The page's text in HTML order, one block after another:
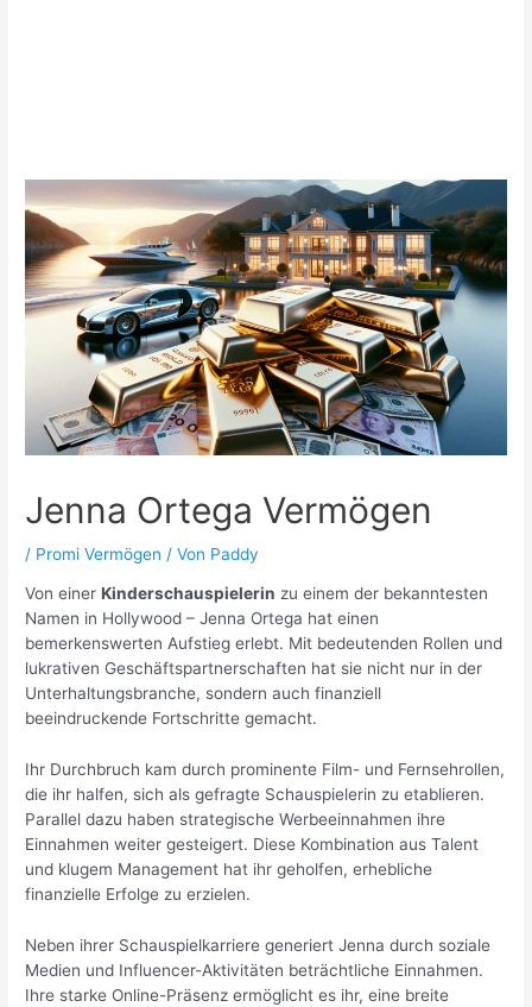
Jenna Ortega Vermögen
/ Promi Vermögen / Von Paddy
Von einerKinderschauspielerin zu einem der bekanntesten
Namen in Hollywood – Jenna Ortega hat einen
bemerkenswerten Aufstieg erlebt. Mit bedeutenden Rollen und
lukrativen Geschäftspartnerschaften hat sie nicht nur in der
Unterhaltungsbranche, sondern auch finanziell
beeindruckende Fortschritte gemacht.
Ihr Durchbruch kam durch prominente Film- und Fernsehrollen,
die ihr halfen, sich als gefragte Schauspielerin zu etablieren.
Parallel dazu haben strategische Werbeeinnahmen ihre
Einnahmen weiter gesteigert. Diese Kombination aus Talent
und klugem Management hat ihr geholfen, erhebliche
finanzielle Erfolge zu erzielen.
Neben ihrer Schauspielkarriere generiert Jenna durch soziale
Medien und Influencer-Aktivitäten beträchtliche Einnahmen.
Ihre starke Online-Präsenz ermöglicht es ihr, eine breite